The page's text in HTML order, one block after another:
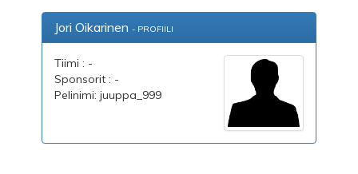
Jori Oikarinen - PROFIILI
Tiimi : -
Sponsorit : -
Pelinimi: juuppa_999